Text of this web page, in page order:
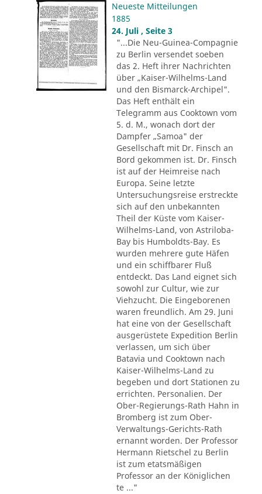
Neueste Mitteilungen
1885
24. Juli , Seite 3
"...Die Neu-Guinea-Compagnie
zu Berlin versendet soeben
das 2. Heft ihrer Nachrichten
über „Kaiser-Wilhelms-Land
und den Bismarck-Archipel".
Das Heft enthält ein
Telegramm aus Cooktown vom
5. d. M., wonach dort der
Dampfer „Samoa" der
Gesellschaft mit Dr. Finsch an
Bord gekommen ist. Dr. Finsch
ist auf der Heimreise nach
Europa. Seine letzte
Untersuchungsreise erstreckte
sich auf den unbekannten
Theil der Küste vom Kaiser-
Wilhelms-Land, von Astriloba-
Bay bis Humboldts-Bay. Es
wurden mehrere gute Häfen
und ein schiffbarer Fluß
entdeckt. Das Land eignet sich
sowohl zur Cultur, wie zur
Viehzucht. Die Eingeborenen
waren freundlich. Am 29. Juni
hat eine von der Gesellschaft
ausgerüstete Expedition Berlin
verlassen, um sich über
Batavia und Cooktown nach
Kaiser-Wilhelms-Land zu
begeben und dort Stationen zu
errichten. Personalien. Der
Ober-Regierungs-Rath Hahn in
Bromberg ist zum Ober-
Verwaltungs-Gerichts-Rath
ernannt worden. Der Professor
Hermann Rietschel zu Berlin
ist zum etatsmäßigen
Professor an der Königlichen
te ..."